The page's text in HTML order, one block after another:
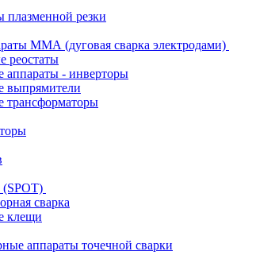
плазменной резки
ММА (дуговая сварка электродами)
реостаты
аппараты - инверторы
выпрямители
трансформаторы
(SPOT)
сварка
клещи
аппараты точечной сварки